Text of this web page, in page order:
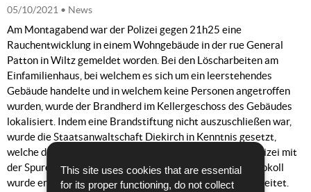
This site uses cookies that are essential
for its proper functioning, do not collect
05/10/2021 • News
Am Montagabend war der Polizei gegen 21h25 eine
Rauchentwicklung in einem Wohngebäude in der rue General
Patton in Wiltz gemeldet worden. Bei den Löscharbeiten am
Einfamilienhaus, bei welchem es sich um ein leerstehendes
Gebäude handelte und in welchem keine Personen angetroffen
wurden, wurde der Brandherd im Kellergeschoss des Gebäudes
lokalisiert. Indem eine Brandstiftung nicht auszuschließen war,
wurde die Staatsanwaltschaft Diekirch in Kenntnis gesetzt,
welche den Mess- und Erkennungsdienst der Kriminalpolizei mit
der Spurenuntersuchung am Brandort betraute. Ein Protokoll
wurde errichtet und diesbezüglichen Ermittlungen eingeleitet.